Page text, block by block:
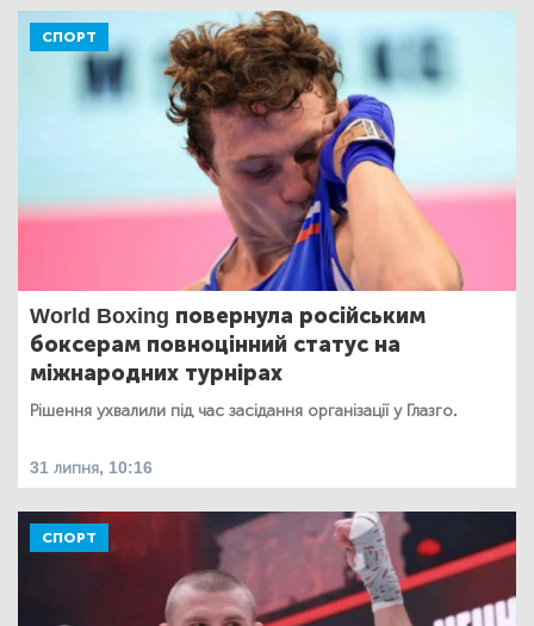
СПОРТ
World Boxing повернула російським
боксерам повноцінний статус на
міжнародних турнірах
Рішення ухвалили під час засідання організації у Глазго.
31 липня, 10:16
СПОРТ